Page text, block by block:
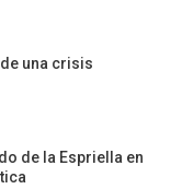
una crisis
de la Espriella en